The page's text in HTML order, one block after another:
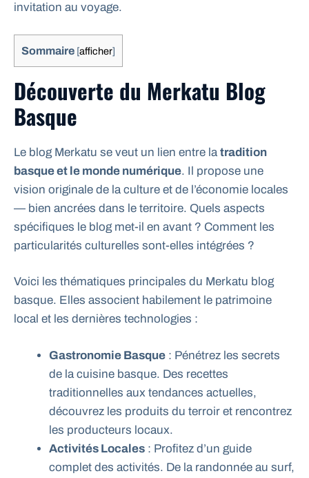
invitation au voyage.
Sommaire [afficher]
Découverte du Merkatu Blog
Basque
Le blog Merkatu se veut un lien entre la tradition
basque et le monde numérique. Il propose une
vision originale de la culture et de l’économie locales
— bien ancrées dans le territoire. Quels aspects
spécifiques le blog met-il en avant ? Comment les
particularités culturelles sont-elles intégrées ?
Voici les thématiques principales du Merkatu blog
basque. Elles associent habilement le patrimoine
local et les dernières technologies :
Gastronomie Basque : Pénétrez les secrets
de la cuisine basque. Des recettes
traditionnelles aux tendances actuelles,
découvrez les produits du terroir et rencontrez
les producteurs locaux.
Activités Locales : Profitez d’un guide
complet des activités. De la randonnée au surf,